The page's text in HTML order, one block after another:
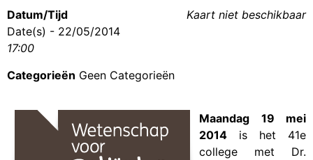
Kaart niet beschikbaar
Datum/Tijd
Date(s) - 22/05/2014
17:00
Categorieën Geen Categorieën
Maandag 19 mei
2014 is het 41e
college met Dr.